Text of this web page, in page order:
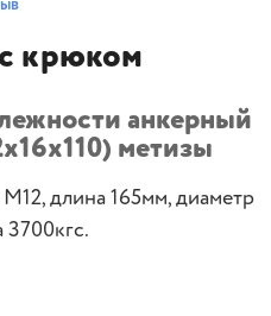
крюком
анкерный
метизы
длина 165мм, диаметр
3700кгс.